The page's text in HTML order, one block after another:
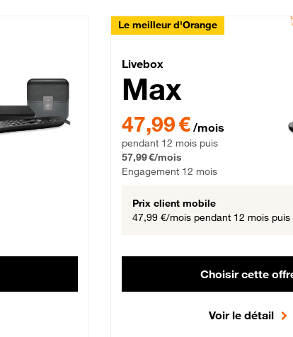
€ par mois, Engagement 12 mois
Le meilleur d'Orange
Livebox Max
Livebox
Max
47,99 € par mois pendant 12 mois
47,99 € /mois
pendant 12 mois puis
57,99 €/mois
Engagement 12 mois
Prix client mobile
47,99 €/mois pendant 12 mois puis
Choisir cette
Voir le détail